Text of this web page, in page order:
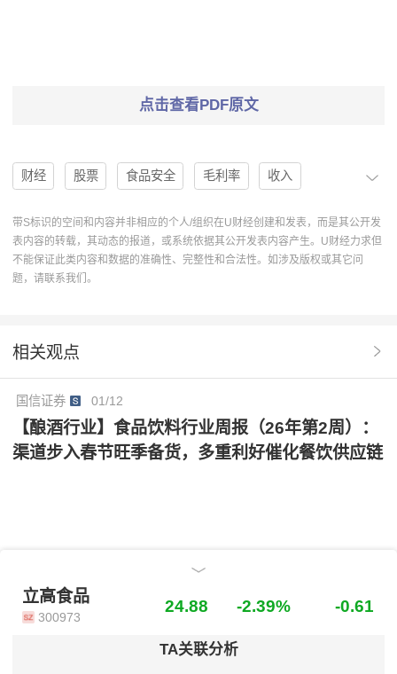
点击查看PDF原文
财经 股票 食品安全 毛利率 收入
投资建议 新零售 净利润 买入评级 大单品
维持评级 立高食品 300973 归母净利润
带S标识的空间和内容并非相应的个人/组织在U财经创建和发表，而是其公开发
表内容的转载，其动态的报道，或系统依据其公开发表内容产生。U财经力求但
不能保证此类内容和数据的准确性、完整性和合法性。如涉及版权或其它问
题，请联系我们。
相关观点
国信证券 01/12
【酿酒行业】食品饮料行业周报（26年第2周）：
渠道步入春节旺季备货，多重利好催化餐饮供应链
立高食品
立高食品
300973
24.88 -2.39% -0.61
TA关联分析